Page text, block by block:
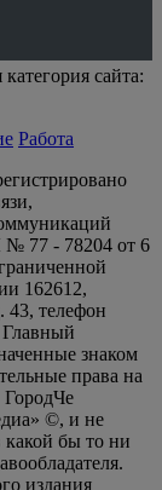
сайта:
Работа
№ 77 - 78204 от 6
162612,
43, телефон
Главный
знаком
права на
ГородЧе
©, и не
бы то ни
издания